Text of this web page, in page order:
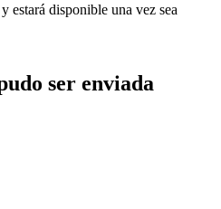
estará disponible una vez sea
ser enviada